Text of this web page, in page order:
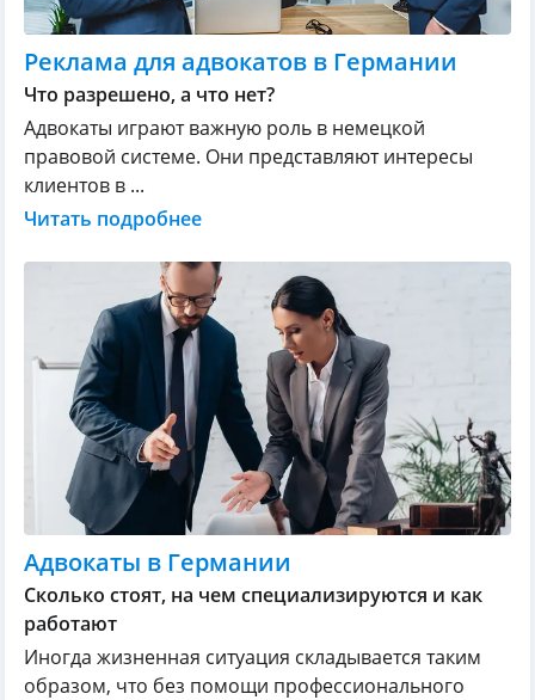
Реклама для адвокатов в Германии
Что разрешено, а что нет?
Адвокаты играют важную роль в немецкой
правовой системе. Они представляют интересы
клиентов в ...
Читать подробнее
Адвокаты в Германии
Сколько стоят, на чем специализируются и как
работают
Иногда жизненная ситуация складывается таким
образом, что без помощи профессионального